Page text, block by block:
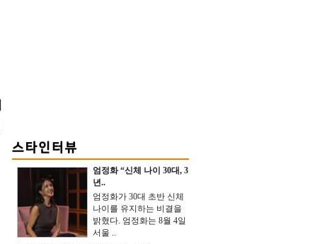
엄정화 “신체 나이 30대, 3
년..
엄정화가 30대 초반 신체
나이를 유지하는 비결을
밝혔다. 엄정화는 8월 4일
서울 ..